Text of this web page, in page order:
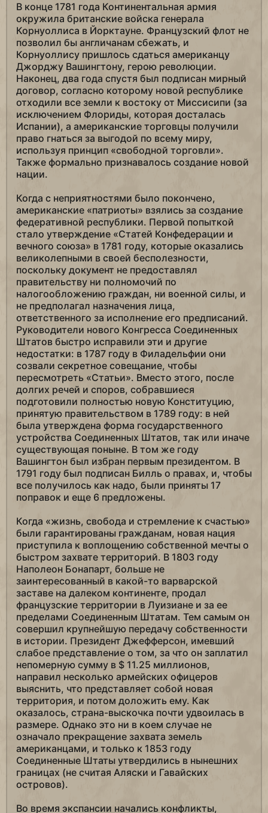
В конце 1781 года Континентальная армия
окружила британские войска генерала
Корнуоллиса в Йорктауне. Французский флот не
позволил бы англичанам сбежать, и
Корнуоллису пришлось сдаться американцу
Джорджу Вашингтону, герою революции.
Наконец, два года спустя был подписан мирный
договор, согласно которому новой республике
отходили все земли к востоку от Миссисипи (за
исключением Флориды, которая досталась
Испании), а американские торговцы получили
право гнаться за выгодой по всему миру,
используя принцип «свободной торговли».
Также формально признавалось создание новой
нации.
Когда с неприятностями было покончено,
американские «патриоты» взялись за создание
федеративной республики. Первой попыткой
стало утверждение «Статей Конфедерации и
вечного союза» в 1781 году, которые оказались
великолепными в своей бесполезности,
поскольку документ не предоставлял
правительству ни полномочий по
налогообложению граждан, ни военной силы, и
не предполагал назначения лица,
ответственного за исполнение его предписаний.
Руководители нового Конгресса Соединенных
Штатов быстро исправили эти и другие
недостатки: в 1787 году в Филадельфии они
созвали секретное совещание, чтобы
пересмотреть «Статьи». Вместо этого, после
долгих речей и споров, собравшиеся
подготовили полностью новую Конституцию,
принятую правительством в 1789 году: в ней
была утверждена форма государственного
устройства Соединенных Штатов, так или иначе
существующая поныне. В том же году
Вашингтон был избран первым президентом. В
1791 году был подписан Билль о правах, и, чтобы
все получилось как надо, были приняты 17
поправок и еще 6 предложены.
Когда «жизнь, свобода и стремление к счастью»
были гарантированы гражданам, новая нация
приступила к воплощению собственной мечты о
быстром захвате территорий. В 1803 году
Наполеон Бонапарт, больше не
заинтересованный в какой-то варварской
заставе на далеком континенте, продал
французские территории в Луизиане и за ее
пределами Соединенным Штатам. Тем самым он
совершил крупнейшую передачу собственности
в истории. Президент Джефферсон, имевший
слабое представление о том, за что он заплатил
непомерную сумму в $ 11.25 миллионов,
направил несколько армейских офицеров
выяснить, что представляет собой новая
территория, и потом доложить ему. Как
оказалось, страна-выскочка почти удвоилась в
размере. Однако это ни в коем случае не
означало прекращение захвата земель
американцами, и только к 1853 году
Соединенные Штаты утвердились в нынешних
границах (не считая Аляски и Гавайских
островов).
Во время экспансии начались конфликты,